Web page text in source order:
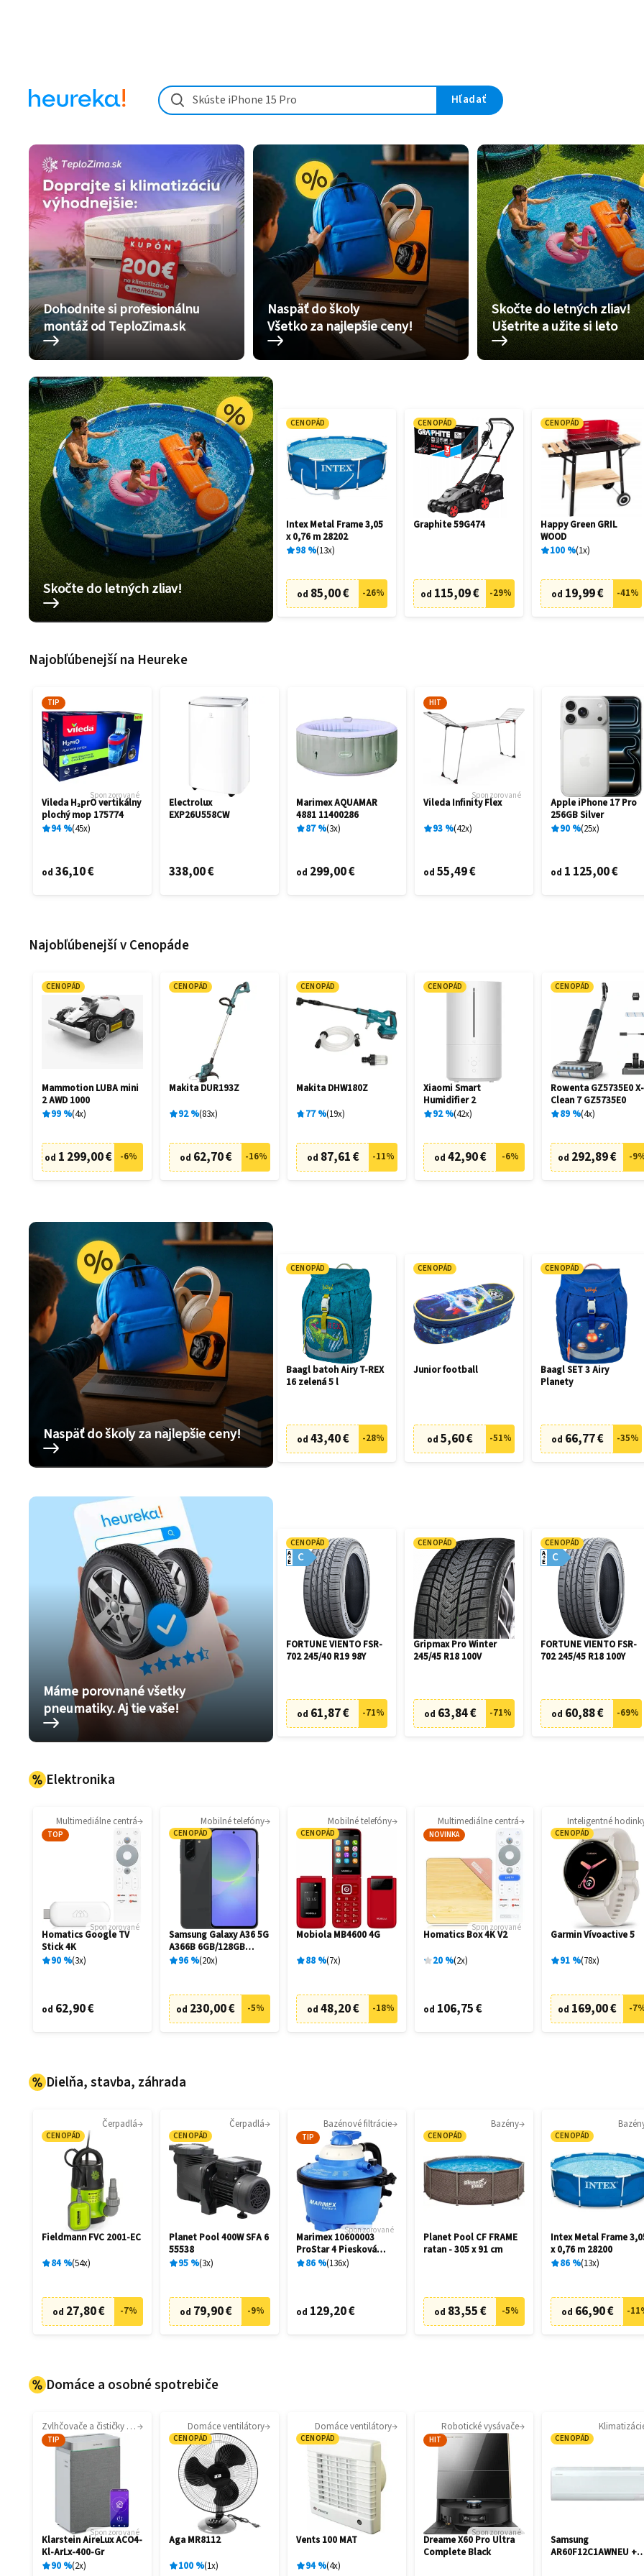
Skúste iPhone 15 Pro Hľadať
Dohodnite si profesionálnu
montáž od TeploZima.sk
Naspäť do školy
Všetko za najlepšie ceny!
Skočte do letných zliav!
Ušetrite a užite si leto
Skočte do letných zliav!
CENOPÁD
Intex Metal Frame 3,05
x 0,76 m 28202
98 % 13x
od 85,00 € -26%
CENOPÁD
Graphite 59G474
od 115,09 € -29%
CENOPÁD
Happy Green GRIL
WOOD
100 % 1x
od 19,99 € -41%
Najobľúbenejší na Heureke
TIP
Sponzorované
Vileda H₂prO vertikálny
plochý mop 175774
94% 45x
od 36,10 €
Electrolux
EXP26U558CW
338,00 €
Marimex AQUAMAR
4881 11400286
87% 3x
od 299,00 €
HIT
Sponzorované
Vileda Infinity Flex
93 % 42x
od 55,49 €
Apple iPhone 17 Pro
256GB Silver
90 % 25x
od 1 125,00 €
Najobľúbenejší v Cenopáde
CENOPÁD
Mammotion LUBA mini
2 AWD 1000
99 % 4x
od 1 299,00 € -6%
CENOPÁD
Makita DUR193Z
92% 83x
od 62,70 € -16%
CENOPÁD
Makita DHW180Z
77% 19x
od 87,61 € -11%
CENOPÁD
Xiaomi Smart
Humidifier 2
92% 42x
od 42,90 € -6%
CENOPÁD
Rowenta GZ5735E0 X-
Clean 7 GZ5735E0
89 % 4x
od 292,89 € -9
Naspäť do školy za najlepšie ceny!
CENOPÁD
Baagl batoh Airy T-REX
16 zelená 5 l
od 43,40 € -28%
CENOPÁD
Junior football
od 5,60 € -51%
CENOPÁD
Baagl SET 3 Airy
Planety
od 66,77 € -35%
Máme porovnané všetky
pneumatiky. Aj tie vaše!
CENOPÁD
C
A
E
FORTUNE VIENTO FSR-
702 245/40 R19 98Y
od 61,87 € -71%
CENOPÁD
Gripmax Pro Winter
245/45 R18 100V
od 63,84 € -71%
CENOPÁD
C
A
E
FORTUNE VIENTO FSR-
702 245/45 R18 100Y
od 60,88 € -69%
Elektronika
Multimediálne centrá
TOP
Sponzorované
Homatics Google TV
Stick 4K
90 % 3x
od 62,90 €
Mobilné telefóny
CENOPÁD
Samsung Galaxy A36 5G
A366B 6GB/128GB
Awesome Black
96 % 20x
od 230,00 € -5%
Mobilné telefóny
CENOPÁD
Mobiola MB4600 4G
88 % 7x
od 48,20 € -18%
Multimediálne centrá
NOVINKA
Sponzorované
Homatics Box 4K V2
20 % 2x
od 106,75 €
Inteligentné
CENOPÁD
Garmin Vívoactive 5
91 % 78x
od 169,00 € -7
Dielňa, stavba, záhrada
Čerpadlá
CENOPÁD
Fieldmann FVC 2001-EC
84% 54x
od 27,80 € -7%
Čerpadlá
CENOPÁD
Planet Pool 400W SFA 6
55538
95 % 3x
od 79,90 € -9%
Bazénové filtrácie
TIP
Sponzorované
Marimex 10600003
ProStar 4 Piesková
filtrácia
86 % 136x
od 129,20 €
Bazény
CENOPÁD
Planet Pool CF FRAME
ratan - 305 x 91 cm
od 83,55 € -5%
CENOPÁD
Intex Metal Frame
x 0,76 m 28200
86 % 13x
od 66,90 € -11
Domáce a osobné spotrebiče
Zvlhčovače a čističky vzduchu
TIP
Sponzorované
Klarstein AireLux ACO4-
Kl-ArLx-400-Gr
90 % 2x
Domáce ventilátory
CENOPÁD
Aga MR8112
100 % 1x
Domáce ventilátory
CENOPÁD
Vents 100 MAT
94% 4x
Robotické vysávače
HIT
Sponzorované
Dreame X60 Pro Ultra
Complete Black
CENOPÁD
Samsung
AR60F12C1AWNEU +